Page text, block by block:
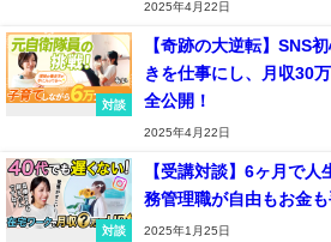
2025年4月22日
対談
【奇跡の大逆転】SNS
きを仕事にし、月収30
全公開！
2025年4月22日
対談
【受講対談】6ヶ月で
務管理職が自由もお金
2025年1月25日